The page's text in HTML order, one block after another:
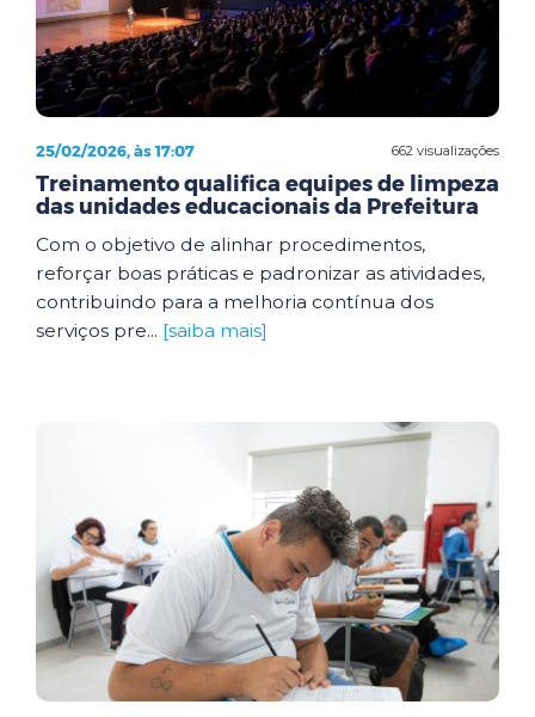
662 visualizações
25/02/2026, às 17:07
Treinamento qualifica equipes de limpeza
das unidades educacionais da Prefeitura
Com o objetivo de alinhar procedimentos,
reforçar boas práticas e padronizar as atividades,
contribuindo para a melhoria contínua dos
serviços pre... [saiba mais]